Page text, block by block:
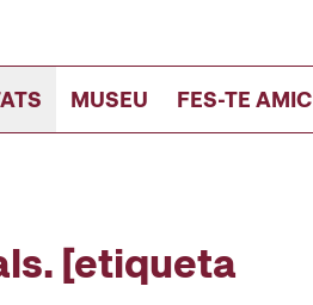
MUSEU FES-TE AMIC
[etiqueta